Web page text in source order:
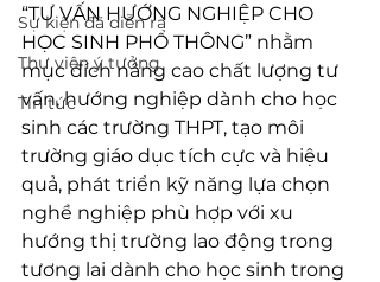
Sự kiện đã diễn ra
Thư viện ý tưởng
Tin tức
“TƯ VẤN HƯỚNG NGHIỆP CHO
HỌC SINH PHỔ THÔNG” nhằm
mục đích nâng cao chất lượng tư
vấn, hướng nghiệp dành cho học
sinh các trường THPT, tạo môi
trường giáo dục tích cực và hiệu
quả, phát triển kỹ năng lựa chọn
nghề nghiệp phù hợp với xu
hướng thị trường lao động trong
tương lai dành cho học sinh trong